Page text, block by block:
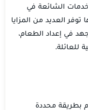
الشائعة في
توفر العديد من المزايا
في إعداد الطعام،
للعائلة.
بطريقة محددة